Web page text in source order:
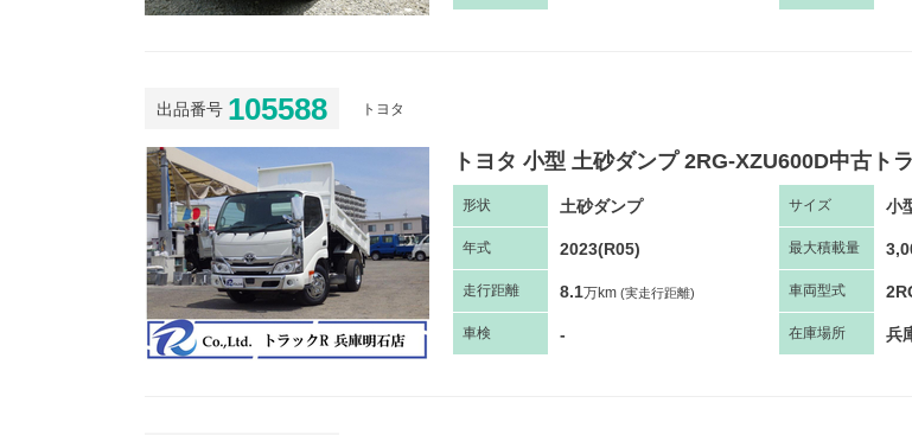
出品番号 105588 トヨタ
トヨタ 小型 土砂ダンプ 2RG-XZU600D中古ト
形状 土砂ダンプ サイズ 小
年式 2023(R05) 最大積載量
走行距離 8.1万km (実走行距離) 車両型式
車検 - 在庫場所 兵